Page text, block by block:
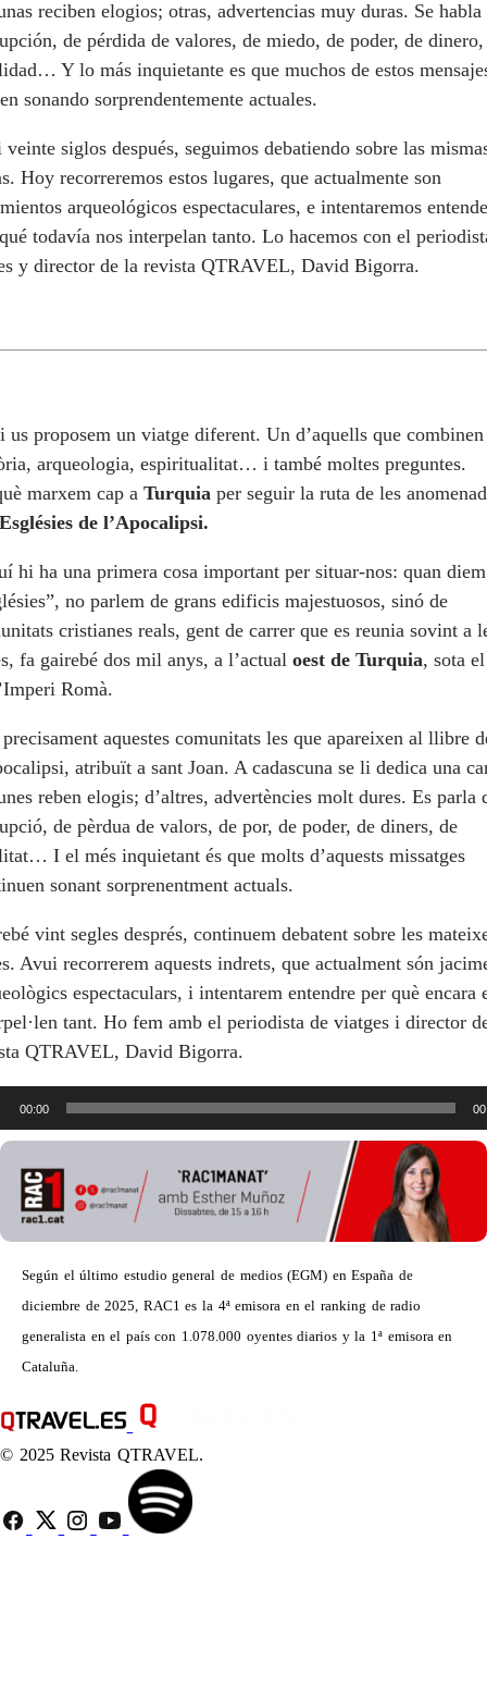
reciben elogios; otras, advertencias muy duras. Se habla
de pérdida de valores, de miedo, de poder, de dinero,
Y lo más inquietante es que muchos de estos
sonando sorprendentemente actuales.
veinte siglos después, seguimos debatiendo sobre las
Hoy recorreremos estos lugares, que actualmente son
arqueológicos espectaculares, e intentaremos
todavía nos interpelan tanto. Lo hacemos con el
y director de la revista QTRAVEL, David Bigorra.
us proposem un viatge diferent. Un d’aquells que combinen
arqueologia, espiritualitat… i també moltes preguntes.
marxem cap a Turquia per seguir la ruta de les
de l’Apocalipsi.
hi ha una primera cosa important per situar-nos: quan diem
no parlem de grans edificis majestuosos, sinó de
cristianes reals, gent de carrer que es reunia sovint a
fa gairebé dos mil anys, a l’actual oest de Turquia, sota
Romà.
aquestes comunitats les que apareixen al llibre
atribuït a sant Joan. A cadascuna se li dedica una
reben elogis; d’altres, advertències molt dures. Es parla
de pèrdua de valors, de por, de poder, de diners, de
I el més inquietant és que molts d’aquests missatges
sonant sorprenentment actuals.
vint segles després, continuem debatent sobre les
Avui recorrerem aquests indrets, que actualment són
espectaculars, i intentarem entendre per què encara
tant. Ho fem amb el periodista de viatges i director
QTRAVEL, David Bigorra.
00:00
Según el último estudio general de medios (EGM) en España de
diciembre de 2025, RAC1 es la 4ª emisora en el ranking de radio
generalista en el país con 1.078.000 oyentes diarios y la 1ª emisora en
Cataluña.
© 2025 Revista QTRAVEL.